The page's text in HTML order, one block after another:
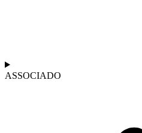
ASSOCIADO